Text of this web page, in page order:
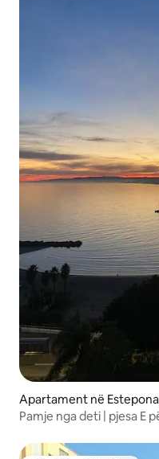
Apartament në Estepona
Pamje nga deti | pjesa E